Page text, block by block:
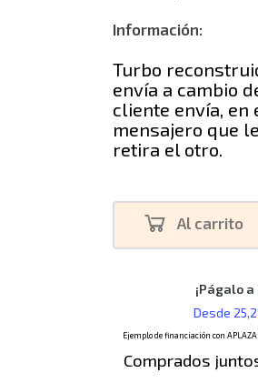
Información:
Turbo
envía a cambio
cliente envía, en
mensajero que
retira el otro.
Al carrito
Comprados